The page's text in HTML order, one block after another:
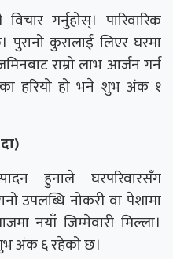
गर्नुहोस्। पारिवारिक
पुरानो कुरालाई लिएर घरमा
राम्रो लाभ आर्जन गर्न
हरियो हो भने शुभ अंक १
हुनाले घरपरिवारसँग
उपलब्धि नोकरी वा पेशामा
नयाँ जिम्मेवारी मिल्ला।
अंक ६ रहेको छ।